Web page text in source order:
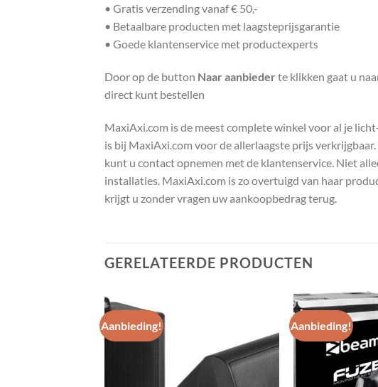
• Gratis verzending vanaf € 50,-
• Betaalbare producten met laagsteprijsgarantie
• Goede klantenservice met productexperts
Door op de button Naar aanbieder te klikken gaat u
direct kunt bestellen
MaxiAxi.com is de meest complete winkel voor al je
is bij MaxiAxi.com voor de allerlaagste prijs
kunt u contact opnemen met de klantenservice. Niet
installaties. MaxiAxi.com is zo overtuigd van haar
krijgt u zonder vragen uw aankoopbedrag terug.
GERELATEERDE PRODUCTEN
Aanbieding!
Toevoegen
aan
wenslijst
Aanbieding!